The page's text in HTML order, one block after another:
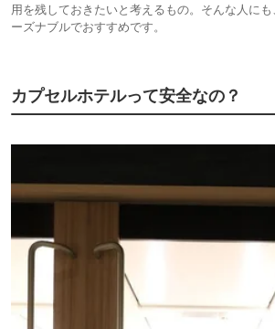
用を残しておきたいと考えるもの。そんな人に
ーズナブルでおすすめです。
カプセルホテルって安全なの？